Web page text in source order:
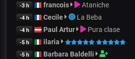
-3 h francois Ataniche
-4 h Cecile La Beba
-4 h Paul Artur Pura clase
-5 h ilaria
-5 h Barbara Baldelli